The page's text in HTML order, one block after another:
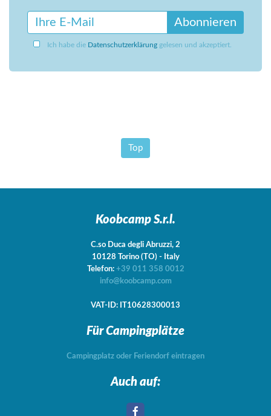
Abonnieren
Ich habe die Datenschutzerklärung gelesen und akzeptiert.
Top
Koobcamp S.r.l.
C.so Duca degli Abruzzi, 2
10128 Torino (TO) - Italy
Telefon: +39 011 358 0012
info@koobcamp.com
VAT-ID: IT10628300013
Für Campingplätze
Campingplatz oder Feriendorf eintragen
Auch auf: